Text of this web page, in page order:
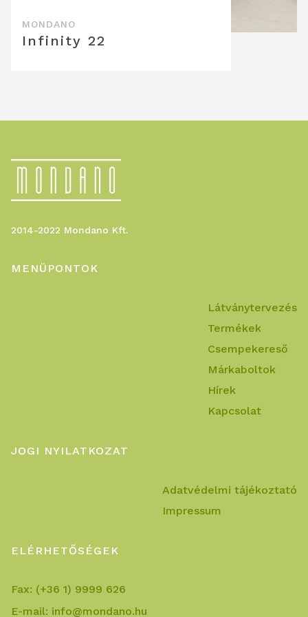
Infinity 22
2014-2022 Mondano Kft.
MENÜPONTOK
Látványtervezés
Termékek
Csempekereső
Márkaboltok
Hírek
Kapcsolat
JOGI NYILATKOZAT
Adatvédelmi tájékoztató
Impressum
ELÉRHETŐSÉGEK
Fax: (+36 1) 9999 626
E-mail: info@mondano.hu